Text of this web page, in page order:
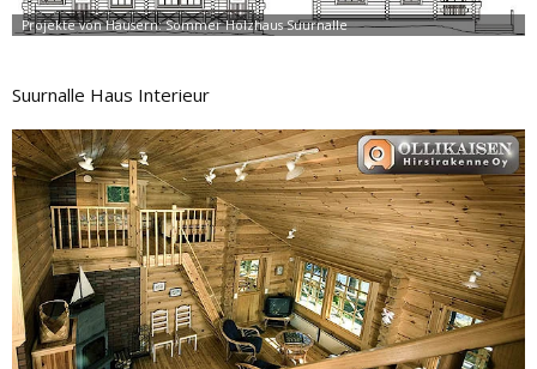
Suurnalle Haus Interieur